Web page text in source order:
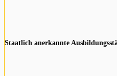
Staatlich anerkannte